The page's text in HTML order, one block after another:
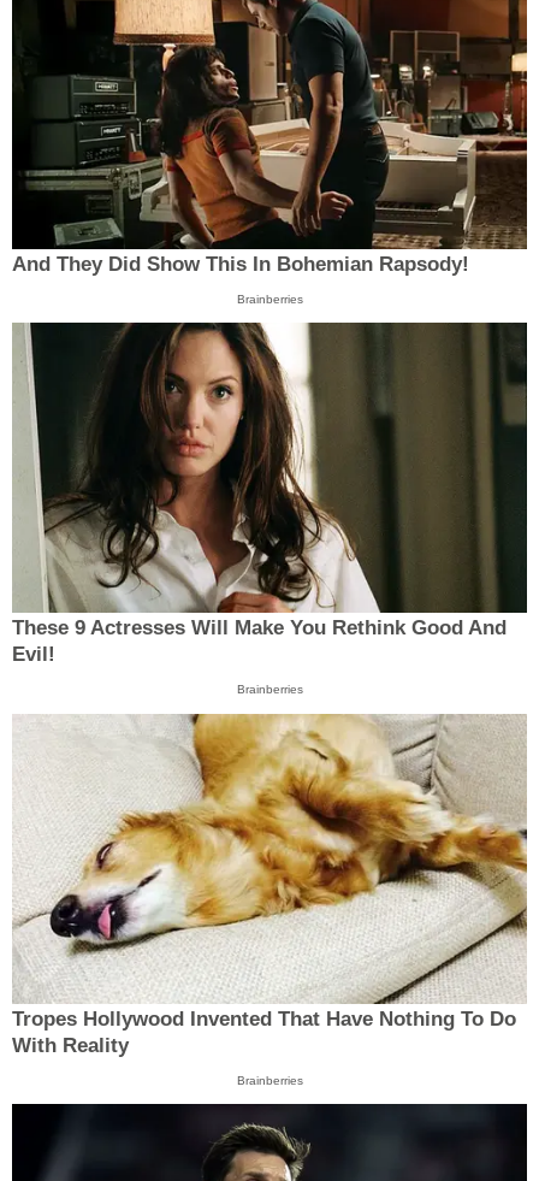
And They Did Show This In Bohemian Rapsody!
Brainberries
These 9 Actresses Will Make You Rethink Good And
Evil!
Brainberries
Tropes Hollywood Invented That Have Nothing To Do
With Reality
Brainberries